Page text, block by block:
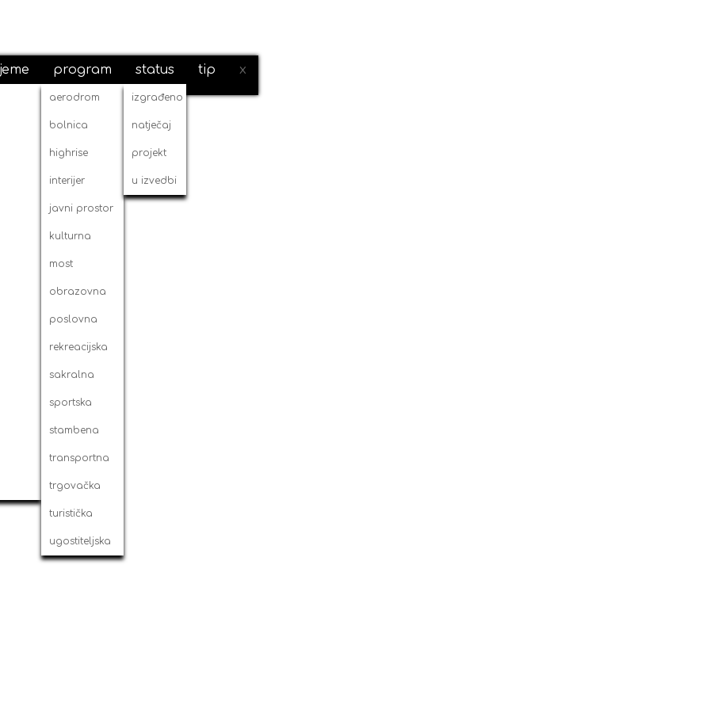
program
aerodrom
bolnica
highrise
interijer
javni prostor
kulturna
most
obrazovna
poslovna
rekreacijska
sakralna
sportska
stambena
transportna
trgovačka
turistička
ugostiteljska
status
izgrađeno
natječaj
projekt
u izvedbi
tip x